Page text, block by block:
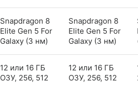
Snapdragon 8
Elite Gen 5 For
Galaxy (3 нм)
Snapdragon 8
Elite Gen 5 For
Galaxy (3 нм)
12 или 16 ГБ
ОЗУ, 256, 512
12 или 16 ГБ
ОЗУ, 256, 512